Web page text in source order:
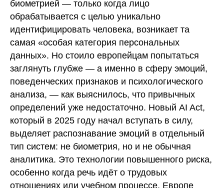
биометрией — только когда лицо
обрабатывается с целью уникально
идентифицировать человека, возникает та
самая «особая категория персональных
данных». Но стоило европейцам попытаться
заглянуть глубже — а именно в сферу эмоций,
поведенческих признаков и психологического
анализа, — как выяснилось, что привычных
определений уже недостаточно. Новый AI Act,
который в 2025 году начал вступать в силу,
выделяет распознавание эмоций в отдельный
тип систем: не биометрия, но и не обычная
аналитика. Это технологии повышенного риска,
особенно когда речь идёт о трудовых
отношениях или учебном процессе. Европе